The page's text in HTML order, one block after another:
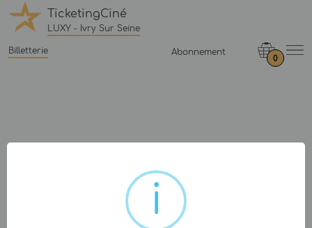
TicketingCiné
LUXY - Ivry Sur Seine
Billetterie Abonnement
0